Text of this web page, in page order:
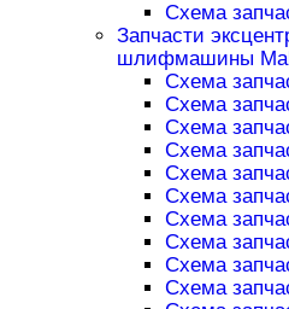
Схема
Запчасти
шлифмашины
Схема
Схема
Схема
Схема
Схема
Схема
Схема
Схема
Схема
Схема